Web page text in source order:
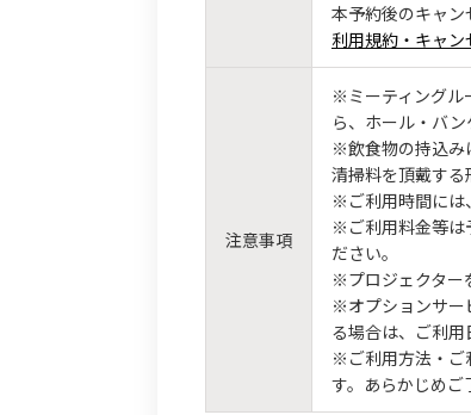
本予約後のキャン
利用規約・キャン
注意事項
※ミーティングル
ら、ホール・バン
※飲食物の持込み
清掃料を頂戴する
※ご利用時間には
※ご利用料金等は
ださい。
※プロジェクター
※オプションサー
る場合は、ご利用
※ご利用方法・ご
す。あらかじめご